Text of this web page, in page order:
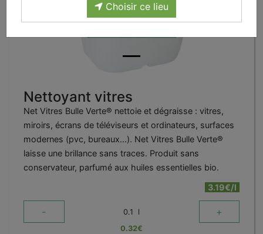
Choisir ce lieu
Nettoyant vitres
Net Vitres Bulle Verte® nettoie et dégraisse : vitres,
miroirs, écrans de téléviseurs et ordinateurs, surfaces
modernes (pvc, bureaux…). Net Vitres Bulle Verte®
laisse une brillance sans traces. Produit sans
conservateur, parfumé aux huiles essentielles bio.
3.19€/l
- 0.1 l +
0.32€